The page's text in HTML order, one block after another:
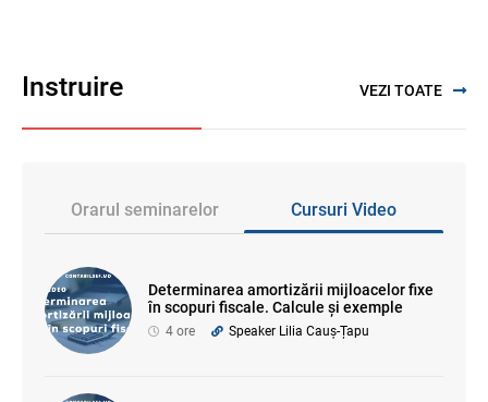
Instruire VEZI TOATE
Orarul seminarelor Cursuri Video
Determinarea amortizării mijloacelor fixe
în scopuri fiscale. Calcule și exemple
4 ore Speaker Lilia Cauș-Țapu